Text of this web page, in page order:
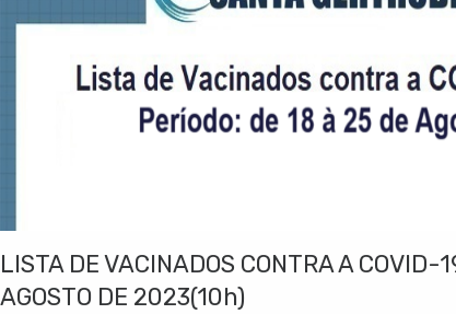
LISTA DE VACINADOS CONTRA A COVID-
AGOSTO DE 2023(10h)